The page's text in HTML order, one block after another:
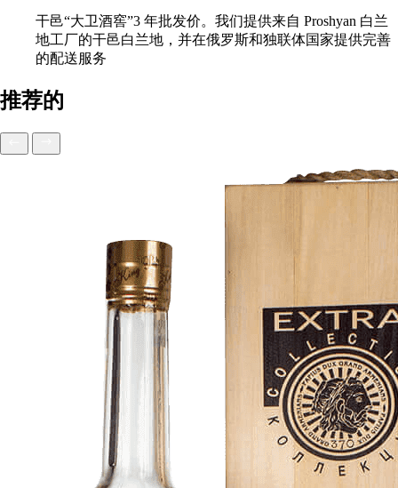
干邑“大卫酒窖”3 年批发价。我们提供来自 Proshyan 白兰
地工厂的干邑白兰地，并在俄罗斯和独联体国家提供完善
的配送服务
推荐的